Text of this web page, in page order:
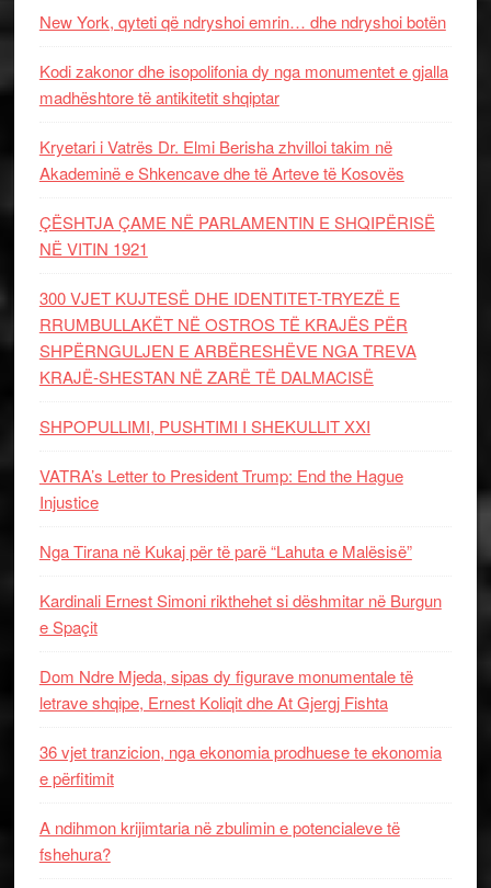
New York, qyteti që ndryshoi emrin… dhe ndryshoi botën
Kodi zakonor dhe isopolifonia dy nga monumentet e gjalla
madhështore të antikitetit shqiptar
Kryetari i Vatrës Dr. Elmi Berisha zhvilloi takim në
Akademinë e Shkencave dhe të Arteve të Kosovës
ÇËSHTJA ÇAME NË PARLAMENTIN E SHQIPËRISË
NË VITIN 1921
300 VJET KUJTESË DHE IDENTITET-TRYEZË E
RRUMBULLAKËT NË OSTROS TË KRAJËS PËR
SHPËRNGULJEN E ARBËRESHËVE NGA TREVA
KRAJË-SHESTAN NË ZARË TË DALMACISË
SHPOPULLIMI, PUSHTIMI I SHEKULLIT XXI
VATRA’s Letter to President Trump: End the Hague
Injustice
Nga Tirana në Kukaj për të parë “Lahuta e Malësisë”
Kardinali Ernest Simoni rikthehet si dëshmitar në Burgun
e Spaçit
Dom Ndre Mjeda, sipas dy figurave monumentale të
letrave shqipe, Ernest Koliqit dhe At Gjergj Fishta
36 vjet tranzicion, nga ekonomia prodhuese te ekonomia
e përfitimit
A ndihmon krijimtaria në zbulimin e potencialeve të
fshehura?